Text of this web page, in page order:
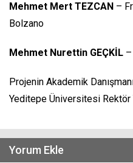
Mehmet Mert TEZCAN –
Bolzano
Mehmet Nurettin GEÇKİL
Projenin Akademik
Yeditepe Üniversitesi Rektör
Yorum Ekle